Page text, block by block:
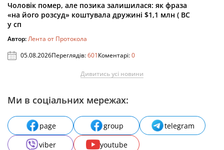
Чоловік помер, але позика залишилася: як фраза
«на його розсуд» коштувала дружині $1,1 млн ( ВС
у сп
Автор:Лента от Протокола
05.08.2026Переглядів:601Коментарі:0
Дивитись усі новини
Ми в соціальних мережах:
page group
telegram
viber
youtube